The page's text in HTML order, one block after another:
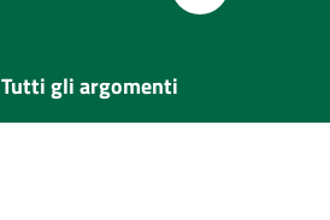
Tutti gli argomenti